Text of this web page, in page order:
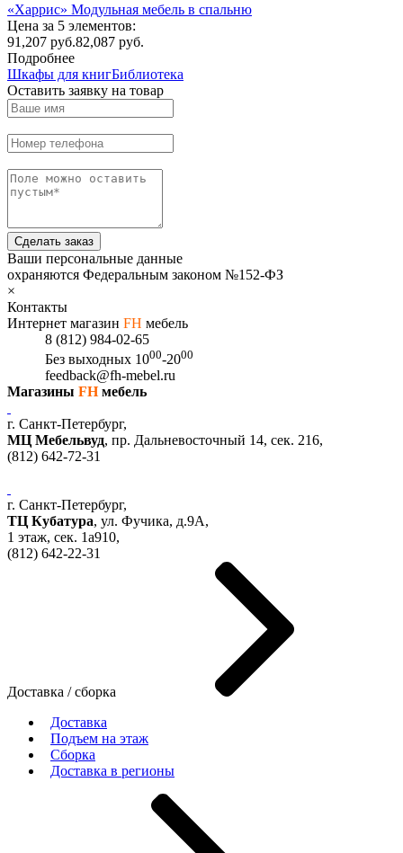
«Харрис» Модульная мебель в спальню
Цена за 5 элементов:
91,207 руб.82,087 руб.
Подробнее
Шкафы для книгБиблиотека
Оставить заявку на товар
Сделать заказ
Ваши персональные данные
охраняются Федеральным законом №152-ФЗ
×
Контакты
Интернет магазин FH мебель
8 (812) 984-02-65
Без выходных 1000-2000
feedback@fh-mebel.ru
Магазины FHмебель
г. Санкт-Петербург,
МЦ Мебельвуд, пр. Дальневосточный 14, сек. 216,
(812) 642-72-31
г. Санкт-Петербург,
ТЦ Кубатура, ул. Фучика, д.9А,
1 этаж, сек. 1a910,
(812) 642-22-31
Доставка / сборка
Доставка
Подъем на этаж
Сборка
Доставка в регионы